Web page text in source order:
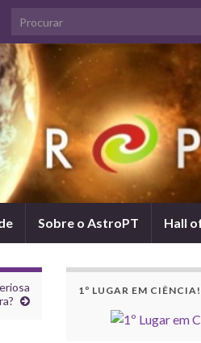
Search for:
Sobre o AstroPT Hall
1º LUGAR EM CIÊNCIA!